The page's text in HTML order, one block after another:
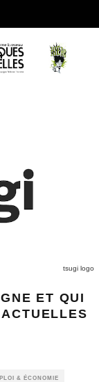
tsugi logo
ET QUI
& ÉCONOMIE